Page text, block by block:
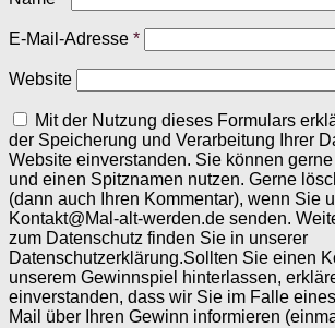
E-Mail-Adresse *
Website
Mit der Nutzung dieses Formulars
der Speicherung und Verarbeitung Ihrer
Website einverstanden. Sie können
und einen Spitznamen nutzen. Gerne
(dann auch Ihren Kommentar), wenn Sie
Kontakt@Mal-alt-werden.de senden.
zum Datenschutz finden Sie in unserer
Datenschutzerklärung.Sollten Sie einen
unserem Gewinnspiel hinterlassen,
einverstanden, dass wir Sie im Falle
Mail über Ihren Gewinn informieren